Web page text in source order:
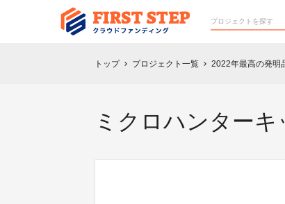
トップ chevron_right プロジェクト一覧 chevron_right 2022年最高の発明
ミクロハンター